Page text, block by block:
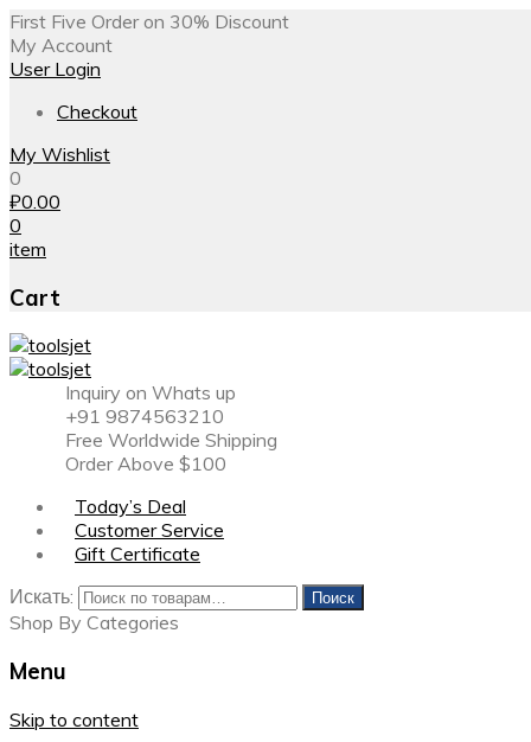
First Five Order on 30% Discount
My Account
User Login
Checkout
My Wishlist
0
₽0.00
0
item
Cart
Inquiry on Whats up
+91 9874563210
Free Worldwide Shipping
Order Above $100
Today’s Deal
Customer Service
Gift Certificate
Искать:
Поиск
Shop By Categories
Menu
Skip to content